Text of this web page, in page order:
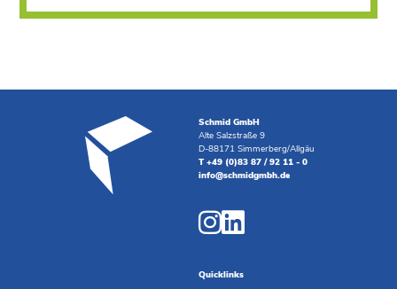
Schmid GmbH
Alte Salzstraße 9
D-88171 Simmerberg/Allgäu
T +49 (0)83 87 / 92 11 - 0
info@schmidgmbh.de
Quicklinks